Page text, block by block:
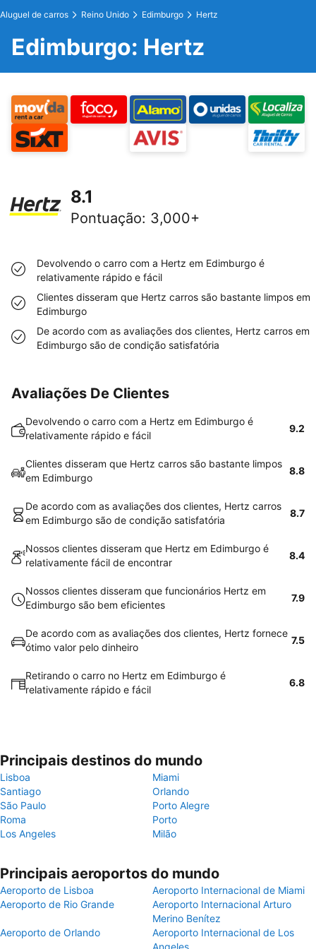
Aluguel de carros Reino Unido Edimburgo Hertz
Edimburgo: Hertz
8.1
Pontuação: 3,000+
Devolvendo o carro com a Hertz em Edimburgo é
relativamente rápido e fácil
Clientes disseram que Hertz carros são bastante limpos em
Edimburgo
De acordo com as avaliações dos clientes, Hertz carros em
Edimburgo são de condição satisfatória
Avaliações De Clientes
Devolvendo o carro com a Hertz em Edimburgo é
relativamente rápido e fácil
9.2
Clientes disseram que Hertz carros são bastante limpos
em Edimburgo
8.8
De acordo com as avaliações dos clientes, Hertz carros
em Edimburgo são de condição satisfatória
8.7
Nossos clientes disseram que Hertz em Edimburgo é
relativamente fácil de encontrar
8.4
Nossos clientes disseram que funcionários Hertz em
Edimburgo são bem eficientes
7.9
De acordo com as avaliações dos clientes, Hertz fornece
ótimo valor pelo dinheiro
7.5
Retirando o carro no Hertz em Edimburgo é
relativamente rápido e fácil
6.8
Principais destinos do mundo
Lisboa
Miami
Santiago
Orlando
São Paulo
Porto Alegre
Roma
Porto
Los Angeles
Milão
Principais aeroportos do mundo
Aeroporto de Lisboa
Aeroporto Internacional de Miami
Aeroporto de Rio Grande
Aeroporto Internacional Arturo
Merino Benítez
Aeroporto de Orlando
Aeroporto Internacional de Los
Angeles